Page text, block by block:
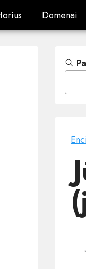
Domenai
Domenai